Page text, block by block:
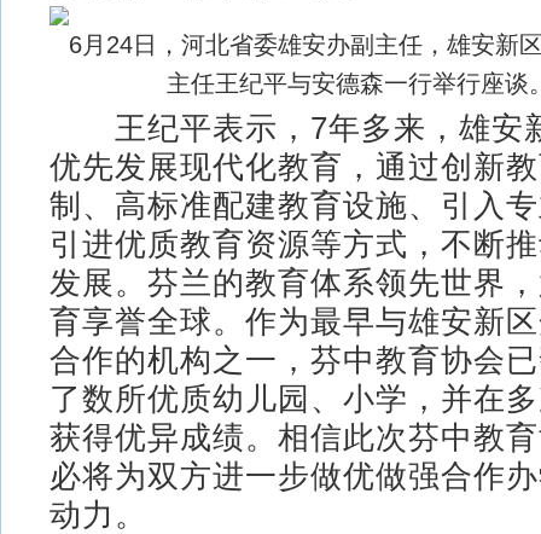
6月24日，河北省委雄安办副主任，雄安新
主任王纪平与安德森一行举行座谈
王纪平表示，7年多来，雄安
优先发展现代化教育，通过创新
制、高标准配建教育设施、引入
引进优质教育资源等方式，不断
发展。芬兰的教育体系领先世界
育享誉全球。作为最早与雄安新
合作的机构之一，芬中教育协会
了数所优质幼儿园、小学，并在
获得优异成绩。相信此次芬中教
必将为双方进一步做优做强合作
动力。